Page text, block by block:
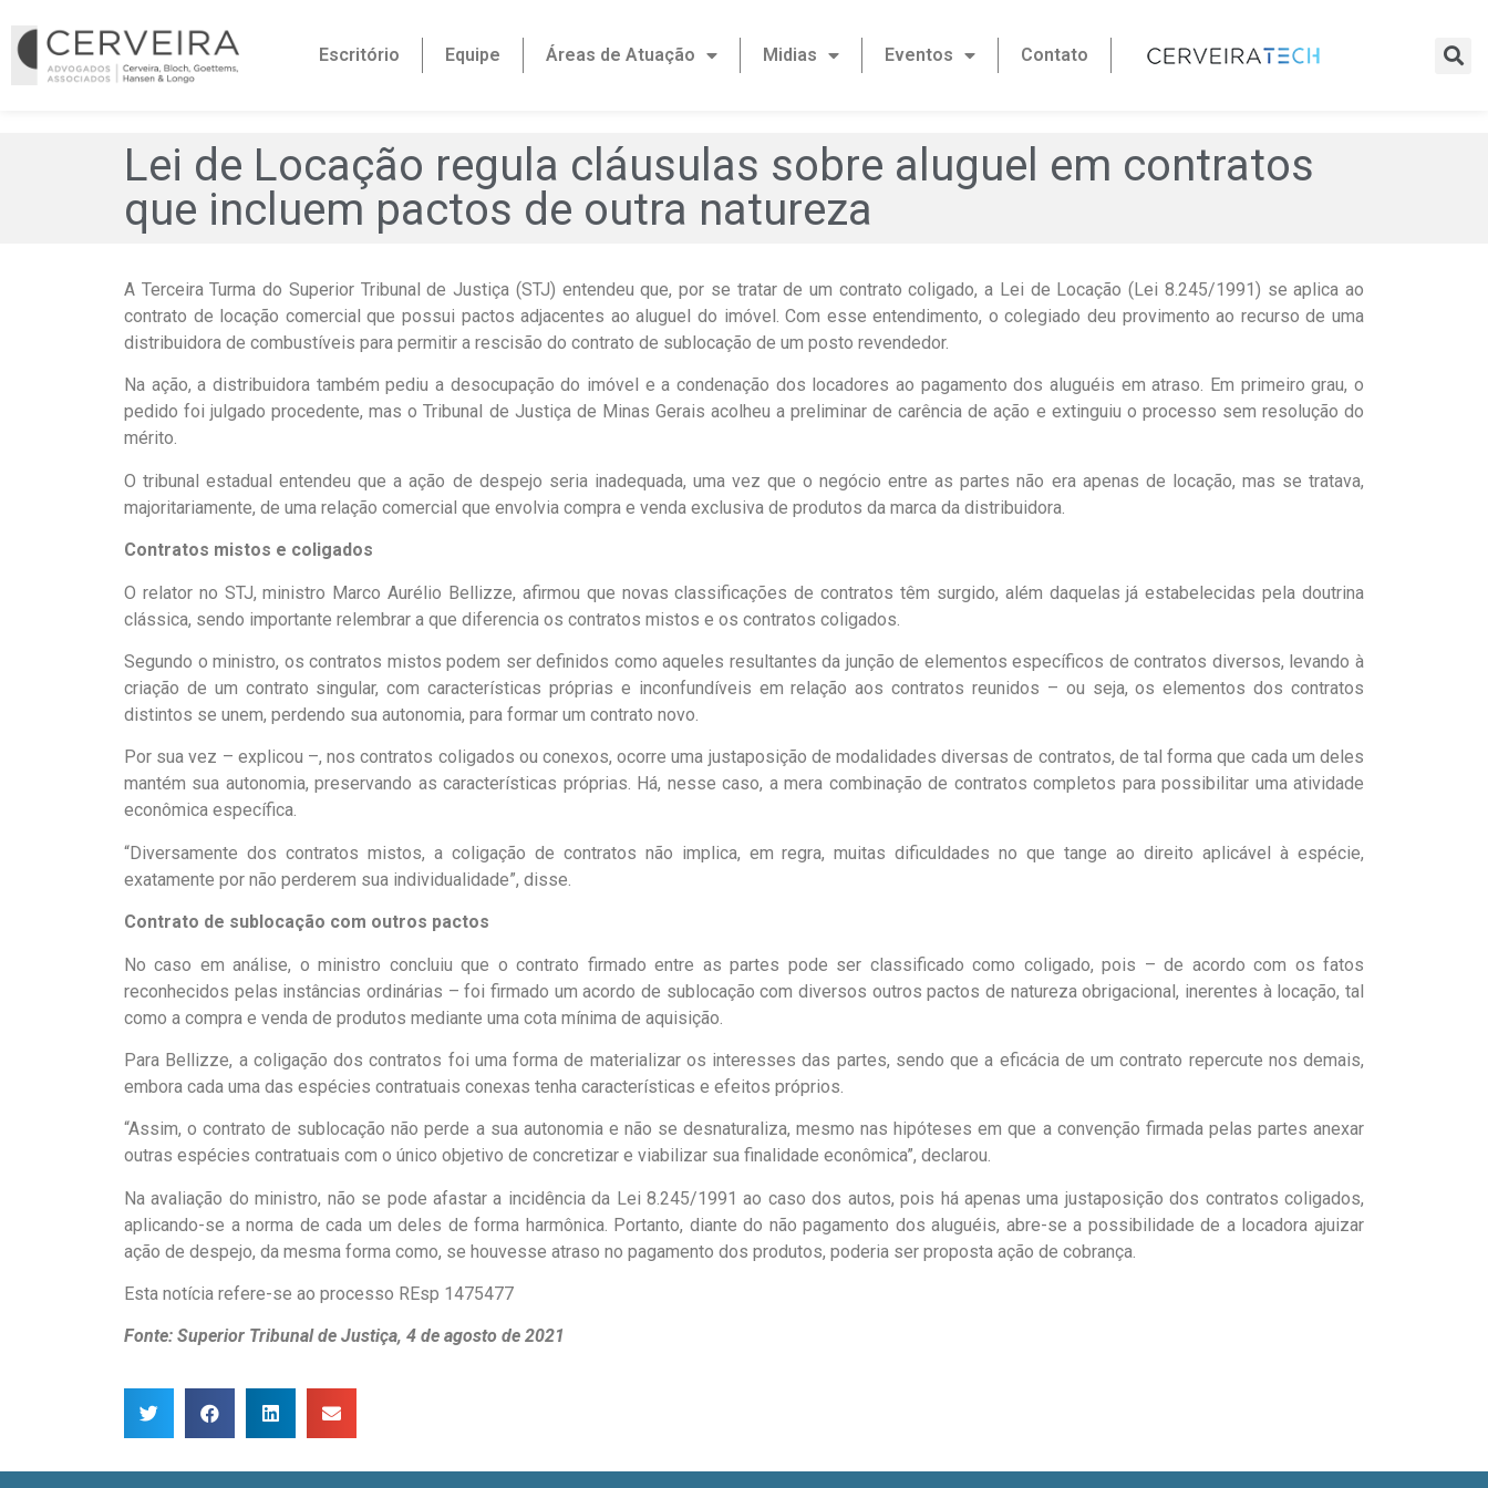
Escritório Equipe Áreas de Atuação Midias Eventos Contato
Lei de Locação regula cláusulas sobre aluguel em contratos
que incluem pactos de outra natureza
A Terceira Turma do Superior Tribunal de Justiça (STJ) entendeu que, por se tratar de um contrato coligado, a Lei de Locação (Lei 8.245/1991) se aplica ao
contrato de locação comercial que possui pactos adjacentes ao aluguel do imóvel. Com esse entendimento, o colegiado deu provimento ao recurso de uma
distribuidora de combustíveis para permitir a rescisão do contrato de sublocação de um posto revendedor.
Na ação, a distribuidora também pediu a desocupação do imóvel e a condenação dos locadores ao pagamento dos aluguéis em atraso. Em primeiro grau, o
pedido foi julgado procedente, mas o Tribunal de Justiça de Minas Gerais acolheu a preliminar de carência de ação e extinguiu o processo sem resolução do
mérito.
O tribunal estadual entendeu que a ação de despejo seria inadequada, uma vez que o negócio entre as partes não era apenas de locação, mas se tratava,
majoritariamente, de uma relação comercial que envolvia compra e venda exclusiva de produtos da marca da distribuidora.
Contratos mistos e coligados
O relator no STJ, ministro Marco Aurélio Bellizze, afirmou que novas classificações de contratos têm surgido, além daquelas já estabelecidas pela doutrina
clássica, sendo importante relembrar a que diferencia os contratos mistos e os contratos coligados.
Segundo o ministro, os contratos mistos podem ser definidos como aqueles resultantes da junção de elementos específicos de contratos diversos, levando à
criação de um contrato singular, com características próprias e inconfundíveis em relação aos contratos reunidos – ou seja, os elementos dos contratos
distintos se unem, perdendo sua autonomia, para formar um contrato novo.
Por sua vez – explicou –, nos contratos coligados ou conexos, ocorre uma justaposição de modalidades diversas de contratos, de tal forma que cada um deles
mantém sua autonomia, preservando as características próprias. Há, nesse caso, a mera combinação de contratos completos para possibilitar uma atividade
econômica específica.
“Diversamente dos contratos mistos, a coligação de contratos não implica, em regra, muitas dificuldades no que tange ao direito aplicável à espécie,
exatamente por não perderem sua individualidade”, disse.
Contrato de sublocação com outros pactos
No caso em análise, o ministro concluiu que o contrato firmado entre as partes pode ser classificado como coligado, pois – de acordo com os fatos
reconhecidos pelas instâncias ordinárias – foi firmado um acordo de sublocação com diversos outros pactos de natureza obrigacional, inerentes à locação, tal
como a compra e venda de produtos mediante uma cota mínima de aquisição.
Para Bellizze, a coligação dos contratos foi uma forma de materializar os interesses das partes, sendo que a eficácia de um contrato repercute nos demais,
embora cada uma das espécies contratuais conexas tenha características e efeitos próprios.
“Assim, o contrato de sublocação não perde a sua autonomia e não se desnaturaliza, mesmo nas hipóteses em que a convenção firmada pelas partes anexar
outras espécies contratuais com o único objetivo de concretizar e viabilizar sua finalidade econômica”, declarou.
Na avaliação do ministro, não se pode afastar a incidência da Lei 8.245/1991 ao caso dos autos, pois há apenas uma justaposição dos contratos coligados,
aplicando-se a norma de cada um deles de forma harmônica. Portanto, diante do não pagamento dos aluguéis, abre-se a possibilidade de a locadora ajuizar
ação de despejo, da mesma forma como, se houvesse atraso no pagamento dos produtos, poderia ser proposta ação de cobrança.
Esta notícia refere-se ao processo REsp 1475477
Fonte: Superior Tribunal de Justiça, 4 de agosto de 2021